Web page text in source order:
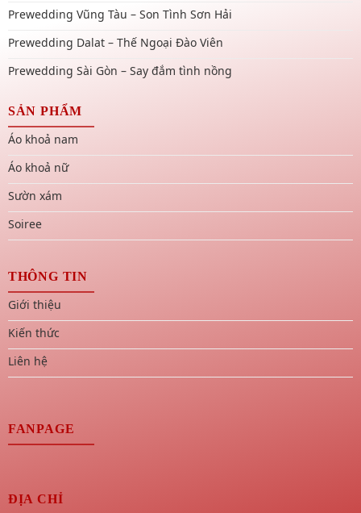
Prewedding Vũng Tàu – Son Tình Sơn Hải
Prewedding Dalat – Thế Ngoại Đào Viên
Prewedding Sài Gòn – Say đắm tình nồng
SẢN PHẨM
Áo khoả nam
Áo khoả nữ
Sườn xám
Soiree
THÔNG TIN
Giới thiệu
Kiến thức
Liên hệ
FANPAGE
ĐỊA CHỈ